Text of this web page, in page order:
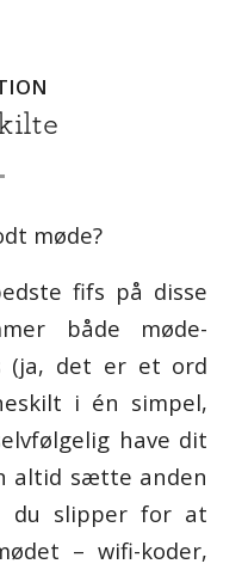
møde?
fifs på disse
både møde-
(ja, det er et ord
i én simpel,
have dit
altid sætte anden
du slipper for at
– wifi-koder,